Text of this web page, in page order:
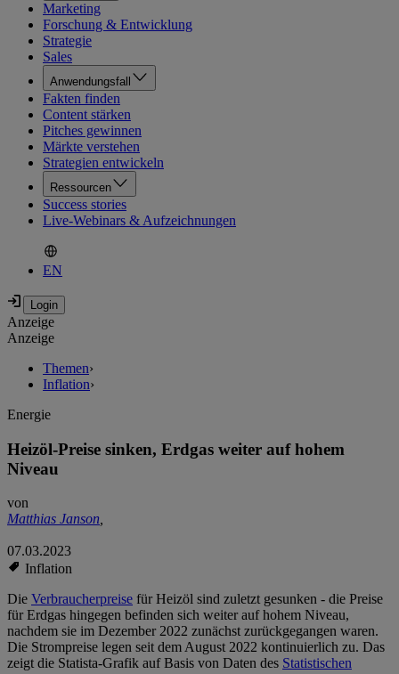
Marketing
Forschung & Entwicklung
Strategie
Sales
Anwendungsfall
Fakten finden
Content stärken
Pitches gewinnen
Märkte verstehen
Strategien entwickeln
Ressourcen
Success stories
Live-Webinars & Aufzeichnungen
EN
Anzeige
Anzeige
Themen›
Inflation›
Energie
Heizöl-Preise sinken, Erdgas weiter auf hohem
Niveau
von
Matthias Janson,
07.03.2023
Inflation
Die Verbraucherpreise für Heizöl sind zuletzt gesunken - die Preise
für Erdgas hingegen befinden sich weiter auf hohem Niveau,
nachdem sie im Dezember 2022 zunächst zurückgegangen waren.
Die Strompreise legen seit dem August 2022 kontinuierlich zu. Das
zeigt die Statista-Grafik auf Basis von Daten des Statistischen